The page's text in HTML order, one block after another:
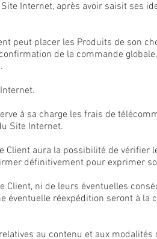
Internet, après avoir saisit ses
peut placer les Produits de son
de la commande
à sa charge les frais de
Site Internet.
aura la possibilité de vérifier
définitivement pour exprimer
ni de leurs éventuelles
éventuelle réexpédition seront à la
au contenu et aux modalités